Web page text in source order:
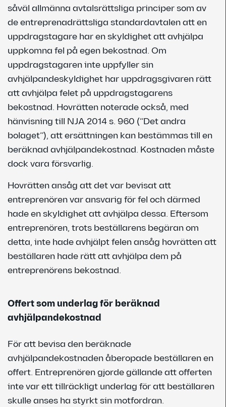
såväl allmänna avtalsrättsliga principer som av
de entreprenadrättsliga standardavtalen att en
uppdragstagare har en skyldighet att avhjälpa
uppkomna fel på egen bekostnad. Om
uppdragstagaren inte uppfyller sin
avhjälpandeskyldighet har uppdragsgivaren rätt
att avhjälpa felet på uppdragstagarens
bekostnad. Hovrätten noterade också, med
hänvisning till NJA 2014 s. 960 (”Det andra
bolaget”), att ersättningen kan bestämmas till en
beräknad avhjälpandekostnad. Kostnaden måste
dock vara försvarlig.
Hovrätten ansåg att det var bevisat att
entreprenören var ansvarig för fel och därmed
hade en skyldighet att avhjälpa dessa. Eftersom
entreprenören, trots beställarens begäran om
detta, inte hade avhjälpt felen ansåg hovrätten att
beställaren hade rätt att avhjälpa dem på
entreprenörens bekostnad.
Offert som underlag för beräknad
avhjälpandekostnad
För att bevisa den beräknade
avhjälpandekostnaden åberopade beställaren en
offert. Entreprenören gjorde gällande att offerten
inte var ett tillräckligt underlag för att beställaren
skulle anses ha styrkt sin motfordran.